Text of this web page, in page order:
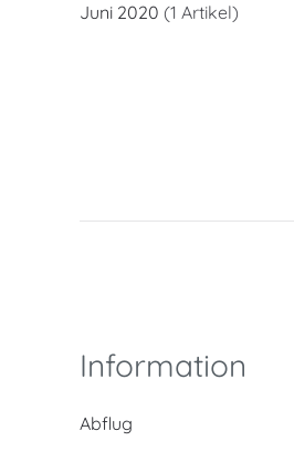
Juni 2020 (1 Artikel)
Information
Abflug